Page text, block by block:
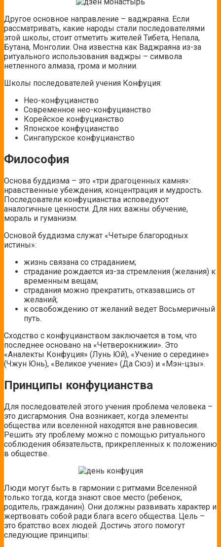
Другое основное направление – ваджраяна. Если
рассматривать, какие народы стали последователями
этой школы, стоит отметить жителей Тибета, Непала,
Бутана, Монголии. Она известна как Ваджраяна из-за
ритуального использования ваджры – символа
нетленного алмаза, грома и молнии.
Школы последователей учения Конфуция:
Нео-конфуцианство
Современное нео-конфуцианство
Корейское конфуцианство
Японское конфуцианство
Сингапурское конфуцианство
Философия
Основа буддизма – это «три драгоценных камня»:
нравственные убеждения, концентрация и мудрость.
Последователи конфуцианства исповедуют
аналогичные ценности. Для них важны обучение,
мораль и гуманизм.
Основой буддизма служат «Четыре благородных
истины»:
жизнь связана со страданием;
страдание рождается из-за стремления (желания) к
временным вещам;
страдания можно прекратить, отказавшись от
желаний;
к освобождению от желаний ведет Восьмеричный
путь.
Сходство с конфуцианством заключается в том, что
последнее основано на «Четверокнижии». Это
«Аналекты Конфуция» (Лунь Юй), «Учение о середине»
(Чжун Юнь), «Великое учение» (Да Сюэ) и «Мэн-цзы».
Принципы конфуцианства
Для последователей этого учения проблема человека –
это дисгармония. Она возникает, когда элементы
общества или вселенной находятся вне равновесия.
Решить эту проблему можно с помощью ритуального
соблюдения обязательств, прикрепленных к положению
в обществе.
Люди могут быть в гармонии с ритмами Вселенной
только тогда, когда знают свое место (ребенок,
родитель, гражданин). Они должны развивать характер и
жертвовать собой ради блага всего общества. Цель –
это братство всех людей. Достичь этого помогут
следующие принципы: